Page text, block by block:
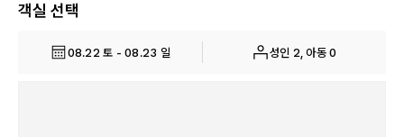
객실 선택
08.22 토 - 08.23 일 성인 2, 아동 0